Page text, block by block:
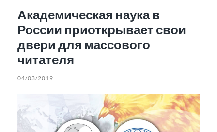
Академическая наука в
России приоткрывает свои
двери для массового
читателя
04/03/2019